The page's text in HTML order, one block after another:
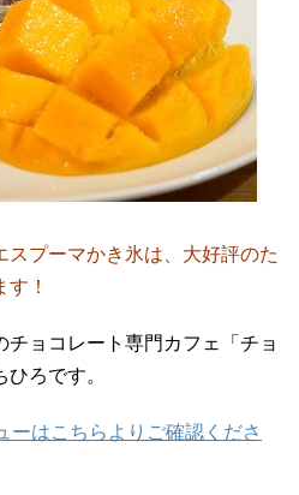
スプーマかき氷は、大好評のた
！
ョコレート専門カフェ「チョ
ろです。
ーはこちらよりご確認くださ